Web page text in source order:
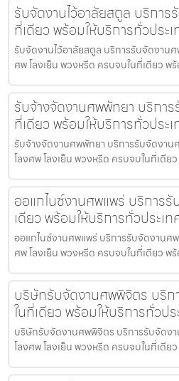
รับจัดงานไว้อาลัยสตูล บริกา
ที่เดียว พร้อมให้บริการทั่วประ
รับจัดงานไว้อาลัยสตูล บริการรับจัดงาน
ศพ โลงเย็น พวงหรีด ครบจบในที่เดียว พ
รับจ้างจัดงานศพพัทยา บริกา
ที่เดียว พร้อมให้บริการทั่วประ
รับจ้างจัดงานศพพัทยา บริการรับจัดงา
โลงศพ โลงเย็น พวงหรีด ครบจบในที่เดีย
ออแกไนซ์งานศพแพร่ บริการ
เดียว พร้อมให้บริการทั่วประเท
ออแกไนซ์งานศพแพร่ บริการรับจัดงานศ
ศพ โลงเย็น พวงหรีด ครบจบในที่เดียว พ
บริษัทรับจัดงานศพพิจิตร บริ
ในที่เดียว พร้อมให้บริการทั่วปร
บริษัทรับจัดงานศพพิจิตร บริการรับจัดง
โลงศพ โลงเย็น พวงหรีด ครบจบในที่เดีย